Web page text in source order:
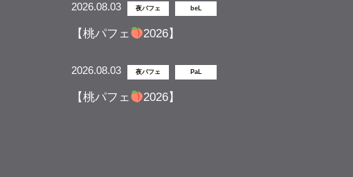
2026.08.03 夜パフェ beL
【桃パフェ 2026】
2026.08.03 夜パフェ PaL
【桃パフェ 2026】